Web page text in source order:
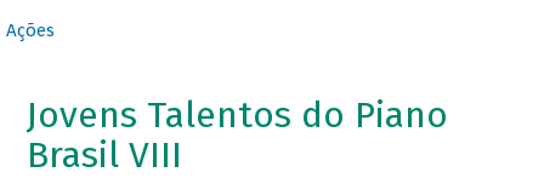
Ações
Jovens Talentos do Piano
Brasil VIII